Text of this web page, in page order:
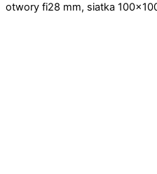
otwory fi28 mm, siatka